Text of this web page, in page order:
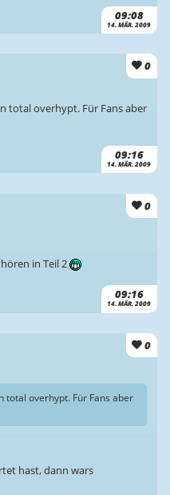
09:08
14. MÄR. 2009
0
09:16
14. MÄR. 2009
total overhypt. Für Fans aber
0
09:16
14. MÄR. 2009
in Teil 2
0
total overhypt. Für Fans aber
hast, dann wars